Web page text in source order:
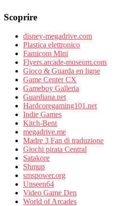
Scoprire
disney-megadrive.com
Plastica elettronico
Famicom Mini
Flyers.arcade-museum.com
Gioco & Guarda en ligne
Game Center CX
Gameboy Galleria
Guardiana.net
Hardcoregaming101.net
Indie Games
Kitch-Bent
megadrive.me
Madre 3 Fan di traduzione
Giochi pirata Central
Satakore
Shmup
smspower.org
Unseen64
Video Game Den
World of Arcades